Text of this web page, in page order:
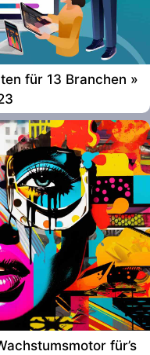
für 13 Branchen »
für’s